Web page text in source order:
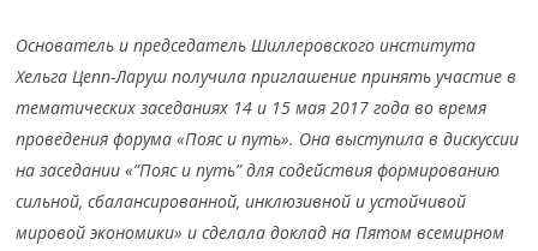
Основатель и председатель Шиллеровского института
Хельга Цепп-Ларуш получила приглашение принять участие в
тематических заседаниях 14 и 15 мая 2017 года во время
проведения форума «Пояс и путь». Она выступила в дискуссии
на заседании «”Пояс и путь” для содействия формированию
сильной, сбалансированной, инклюзивной и устойчивой
мировой экономики» и сделала доклад на Пятом всемирном